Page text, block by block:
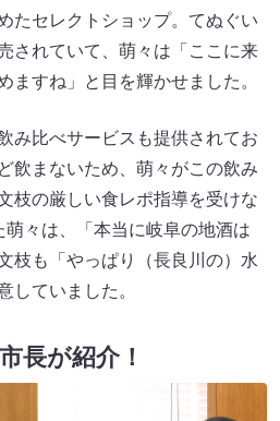
たセレクトショップ。てぬぐい
されていて、萌々は「ここに来
ますね」と目を輝かせました。
み比べサービスも提供されてお
飲まないため、萌々がこの飲み
枝の厳しい食レポ指導を受けな
々は、「本当に岐阜の地酒は
枝も「やっぱり（長良川の）水
していました。
長が紹介！